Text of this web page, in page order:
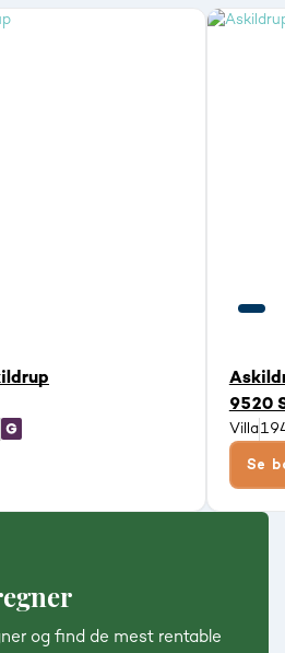
9520
Villa
Se
og find de mest rentable